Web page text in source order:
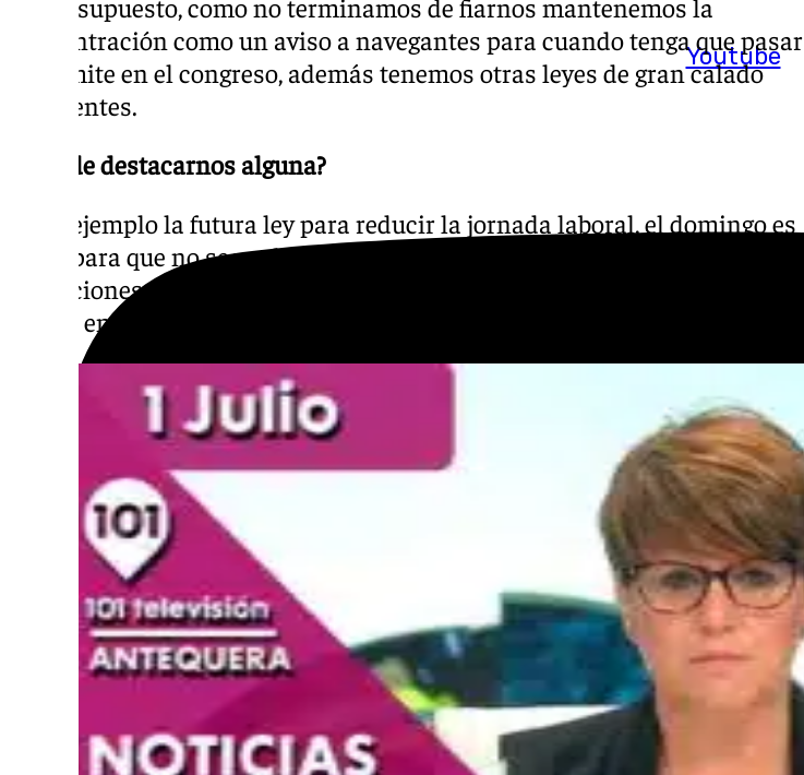
Youtube
concentración como un aviso a navegantes para cuando tenga que pasar
el trámite en el congreso, además tenemos otras leyes de gran calado
pendientes.
-¿Puede destacarnos alguna?
– Por ejemplo la futura ley para reducir la jornada laboral, el domingo es
clave para que no se vuelva a jugar con la esperanza de la gente y sus
condiciones de vida y que se respeten los avances de diálogo que se van
dando en este país.